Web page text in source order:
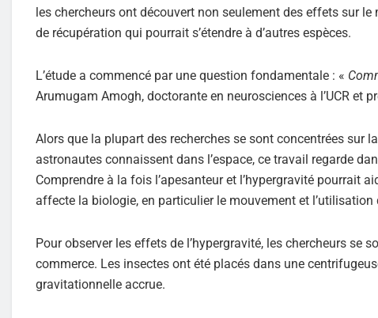
les chercheurs ont découvert non seulement des effets sur
de récupération qui pourrait s’étendre à d’autres espèces.
L’étude a commencé par une question fondamentale : «
Arumugam Amogh, doctorante en neurosciences à l’UCR et
Alors que la plupart des recherches se sont concentrées sur
astronautes connaissent dans l’espace, ce travail regarde
Comprendre à la fois l’apesanteur et l’hypergravité pourrait
affecte la biologie, en particulier le mouvement et l’utilisation
Pour observer les effets de l’hypergravité, les chercheurs
commerce. Les insectes ont été placés dans une
gravitationnelle accrue.